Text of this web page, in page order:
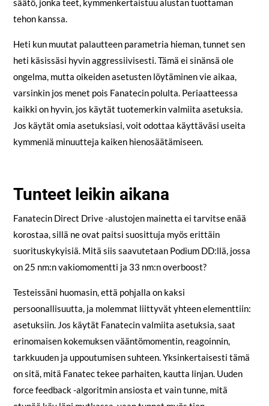
säätö, jonka teet, kymmenkertaistuu alustan tuottaman
tehon kanssa.
Heti kun muutat palautteen parametria hieman, tunnet sen
heti käsissäsi hyvin aggressiivisesti. Tämä ei sinänsä ole
ongelma, mutta oikeiden asetusten löytäminen vie aikaa,
varsinkin jos menet pois Fanatecin polulta. Periaatteessa
kaikki on hyvin, jos käytät tuotemerkin valmiita asetuksia.
Jos käytät omia asetuksiasi, voit odottaa käyttäväsi useita
kymmeniä minuutteja kaiken hienosäätämiseen.
Tunteet leikin aikana
Fanatecin Direct Drive -alustojen mainetta ei tarvitse enää
korostaa, sillä ne ovat paitsi suosittuja myös erittäin
suorituskykyisiä. Mitä siis saavutetaan Podium DD:llä, jossa
on 25 nm:n vakiomomentti ja 33 nm:n overboost?
Testeissäni huomasin, että pohjalla on kaksi
persoonallisuutta, ja molemmat liittyvät yhteen elementtiin:
asetuksiin. Jos käytät Fanatecin valmiita asetuksia, saat
erinomaisen kokemuksen vääntömomentin, reagoinnin,
tarkkuuden ja uppoutumisen suhteen. Yksinkertaisesti tämä
on sitä, mitä Fanatec tekee parhaiten, kautta linjan. Uuden
force feedback -algoritmin ansiosta et vain tunne, mitä